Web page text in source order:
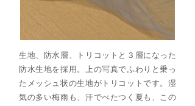
生地、防水層、トリコットと３層になった
防水生地を採用。上の写真でふわりと乗っ
たメッシュ状の生地がトリコットです。湿
気の多い梅雨も、汗でべたつく夏も、この